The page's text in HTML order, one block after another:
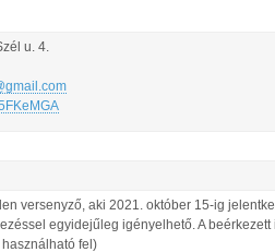
u. 4.
versenyző, aki 2021. október 15-ig
egyidejűleg igényelhető. A
fel)